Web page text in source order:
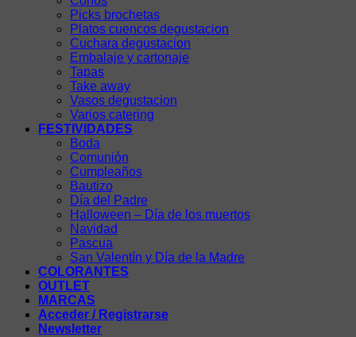
Picks brochetas
Platos cuencos degustacion
Cuchara degustacion
Embalaje y cartonaje
Tapas
Take away
Vasos degustacion
Varios catering
FESTIVIDADES
Boda
Comunión
Cumpleaños
Bautizo
Día del Padre
Halloween – Día de los muertos
Navidad
Pascua
San Valentín y Día de la Madre
COLORANTES
OUTLET
MARCAS
Acceder / Registrarse
Newsletter